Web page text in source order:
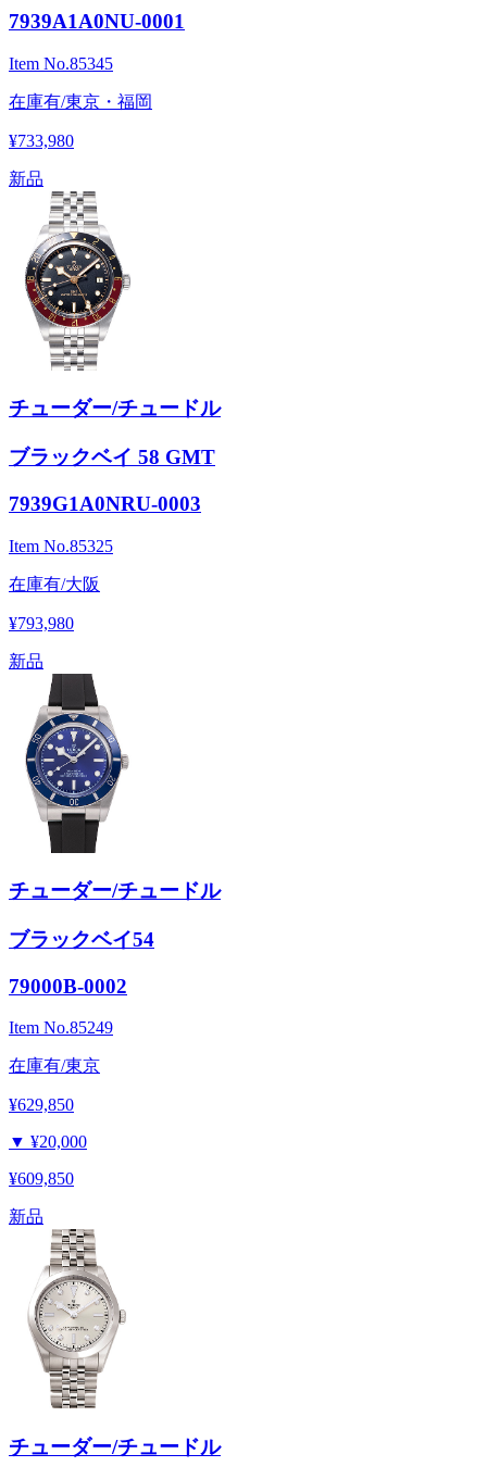
7939A1A0NU-0001
Item No.85345
在庫有/東京・福岡
¥733,980
新品
チューダー/チュードル
ブラックベイ 58 GMT
7939G1A0NRU-0003
Item No.85325
在庫有/大阪
¥793,980
新品
チューダー/チュードル
ブラックベイ54
79000B-0002
Item No.85249
在庫有/東京
¥629,850
▼ ¥20,000
¥609,850
新品
チューダー/チュードル